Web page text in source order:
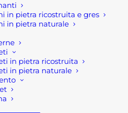
in pietra ricostruita e gres
in pietra naturale
in pietra ricostruita
in pietra naturale
come tutti i tipi di
di proteggere le
durante il periodo
Per l’appunto
le temperature più
e le temperature
danneggiare le piante